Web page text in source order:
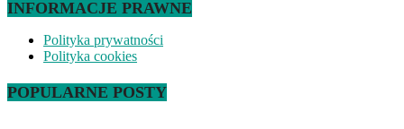
INFORMACJE PRAWNE
Polityka prywatności
Polityka cookies
POPULARNE POSTY